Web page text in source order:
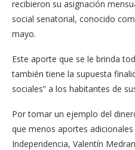
recibieron su asigna­ción
social senatorial, conocido
mayo.
Este aporte que se le brin­da
también tiene la su­puesta
sociales” a los habi­tantes de
Por tomar un ejemplo del
que menos aportes
In­dependencia, Valentín